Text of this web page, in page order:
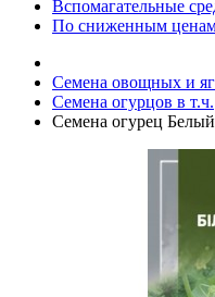
Вспомагательные
По сниженным
Семена овощных и
Семена огурцов в т.ч.
Семена огурец